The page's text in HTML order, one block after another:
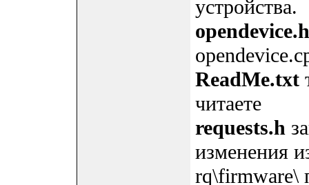
устройства.
opendevice.h
ReadMe.txt
читаете
requests.h
изменения
rq\firmware\